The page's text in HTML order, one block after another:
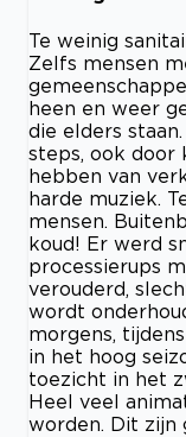
Te weinig
Zelfs mensen
heen en weer
die elders
steps, ook door
hebben van
harde muziek.
mensen.
koud! Er werd
processierups
verouderd,
wordt
morgens,
in het hoog
toezicht in het
Heel veel
worden. Dit zijn